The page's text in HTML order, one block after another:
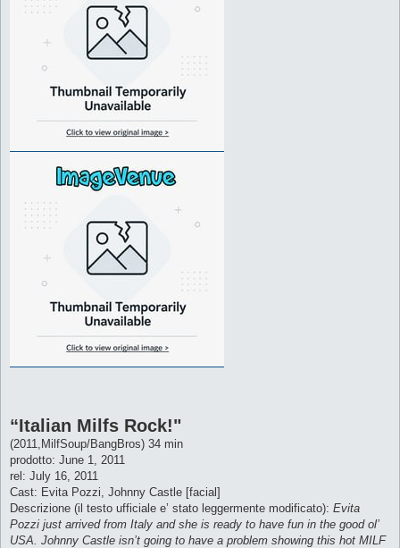
“Italian Milfs Rock!"
(2011,MilfSoup/BangBros) 34 min
prodotto: June 1, 2011
rel: July 16, 2011
Cast: Evita Pozzi, Johnny Castle [facial]
Descrizione (il testo ufficiale e’ stato leggermente modificato): Evita
Pozzi just arrived from Italy and she is ready to have fun in the good ol’
USA. Johnny Castle isn’t going to have a problem showing this hot MILF